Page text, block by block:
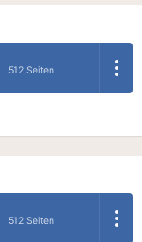
512 Seiten
512 Seiten